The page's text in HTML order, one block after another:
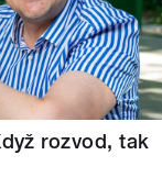
rozvod, tak